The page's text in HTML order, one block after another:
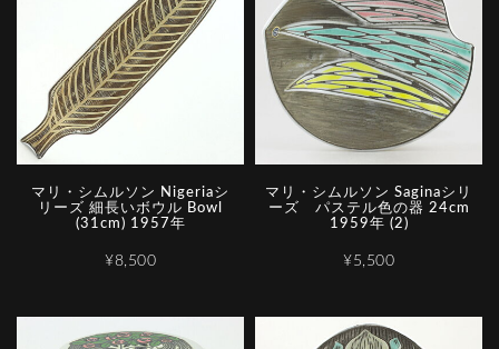
マリ・シムルソン Nigeriaシ
リーズ 細長いボウル Bowl
(31cm) 1957年
¥8,500
マリ・シムルソン Saginaシリ
ーズ パステル色の器 24cm
1959年 (2)
¥5,500